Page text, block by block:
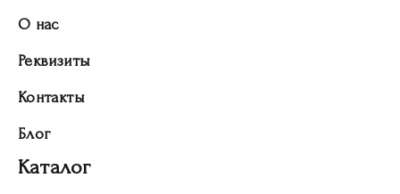
О нас
Реквизиты
Контакты
Блог
Каталог